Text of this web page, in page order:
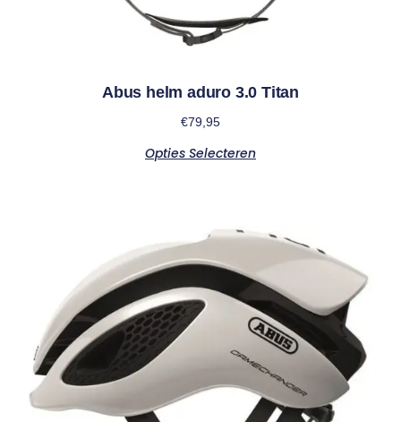
Abus helm aduro 3.0 Titan
€79,95
Opties Selecteren